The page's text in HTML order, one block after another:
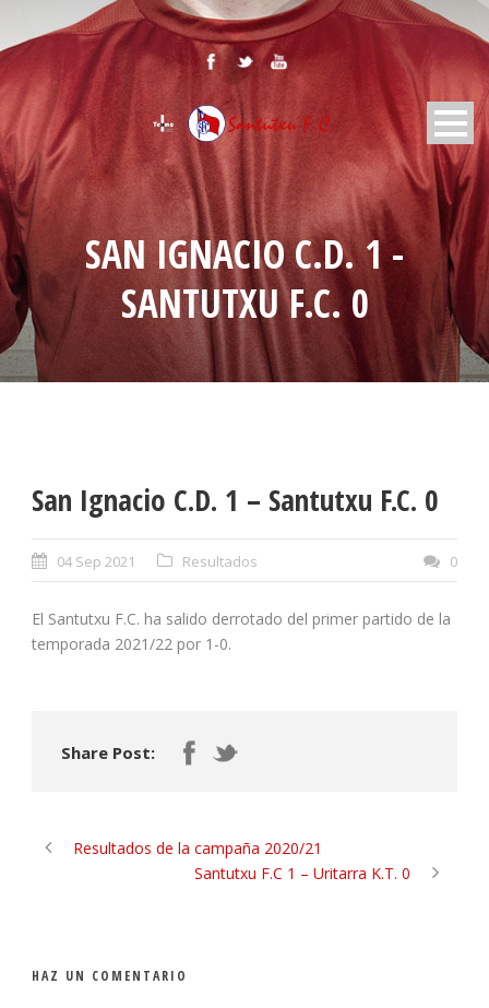
SAN IGNACIO C.D. 1 -
SANTUTXU F.C. 0
San Ignacio C.D. 1 – Santutxu F.C. 0
04 Sep 2021 Resultados 0
El Santutxu F.C. ha salido derrotado del primer partido de la
temporada 2021/22 por 1-0.
Share Post:
Resultados de la campaña 2020/21
Santutxu F.C 1 – Uritarra K.T. 0
HAZ UN COMENTARIO